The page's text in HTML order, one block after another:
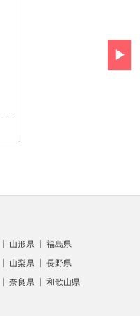
山形県
福島県
山梨県
長野県
奈良県
和歌山県